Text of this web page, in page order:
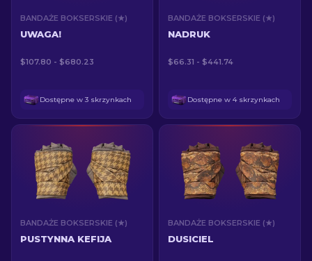
BANDAŻE BOKSERSKIE (★)
UWAGA!
$107.80 - $680.23
Dostępne w 3 skrzynkach
BANDAŻE BOKSERSKIE (★)
NADRUK
$66.31 - $441.74
Dostępne w 4 skrzynkach
BANDAŻE BOKSERSKIE (★)
PUSTYNNA KEFIJA
BANDAŻE BOKSERSKIE (★)
DUSICIEL